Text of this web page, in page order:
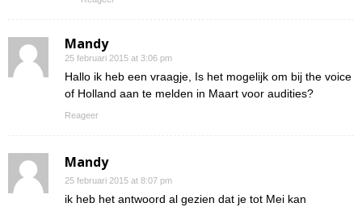
Mandy
25 februari 2015 at 3:06 pm
Hallo ik heb een vraagje, Is het mogelijk om bij the voice
of Holland aan te melden in Maart voor audities?
Reageer
Mandy
25 februari 2015 at 8:07 pm
ik heb het antwoord al gezien dat je tot Mei kan